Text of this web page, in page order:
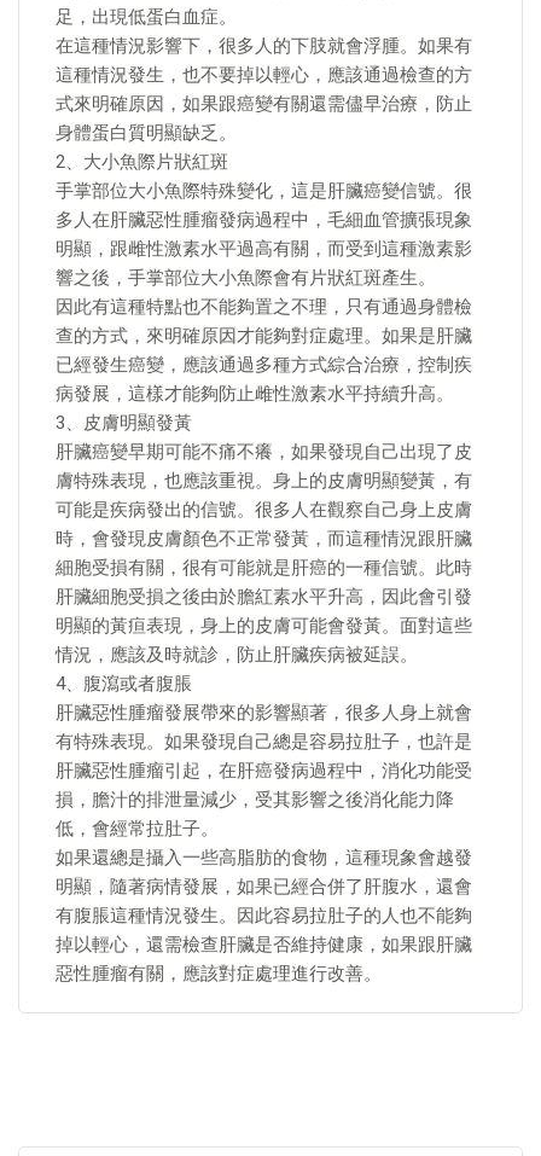
足，出現低蛋白血症。
在這種情況影響下，很多人的下肢就會浮腫。如果有
這種情況發生，也不要掉以輕心，應該通過檢查的方
式來明確原因，如果跟癌變有關還需儘早治療，防止
身體蛋白質明顯缺乏。
2、大小魚際片狀紅斑
手掌部位大小魚際特殊變化，這是肝臟癌變信號。很
多人在肝臟惡性腫瘤發病過程中，毛細血管擴張現象
明顯，跟雌性激素水平過高有關，而受到這種激素影
響之後，手掌部位大小魚際會有片狀紅斑產生。
因此有這種特點也不能夠置之不理，只有通過身體檢
查的方式，來明確原因才能夠對症處理。如果是肝臟
已經發生癌變，應該通過多種方式綜合治療，控制疾
病發展，這樣才能夠防止雌性激素水平持續升高。
3、皮膚明顯發黃
肝臟癌變早期可能不痛不癢，如果發現自己出現了皮
膚特殊表現，也應該重視。身上的皮膚明顯變黃，有
可能是疾病發出的信號。很多人在觀察自己身上皮膚
時，會發現皮膚顏色不正常發黃，而這種情況跟肝臟
細胞受損有關，很有可能就是肝癌的一種信號。此時
肝臟細胞受損之後由於膽紅素水平升高，因此會引發
明顯的黃疸表現，身上的皮膚可能會發黃。面對這些
情況，應該及時就診，防止肝臟疾病被延誤。
4、腹瀉或者腹脹
肝臟惡性腫瘤發展帶來的影響顯著，很多人身上就會
有特殊表現。如果發現自己總是容易拉肚子，也許是
肝臟惡性腫瘤引起，在肝癌發病過程中，消化功能受
損，膽汁的排泄量減少，受其影響之後消化能力降
低，會經常拉肚子。
如果還總是攝入一些高脂肪的食物，這種現象會越發
明顯，隨著病情發展，如果已經合併了肝腹水，還會
有腹脹這種情況發生。因此容易拉肚子的人也不能夠
掉以輕心，還需檢查肝臟是否維持健康，如果跟肝臟
惡性腫瘤有關，應該對症處理進行改善。